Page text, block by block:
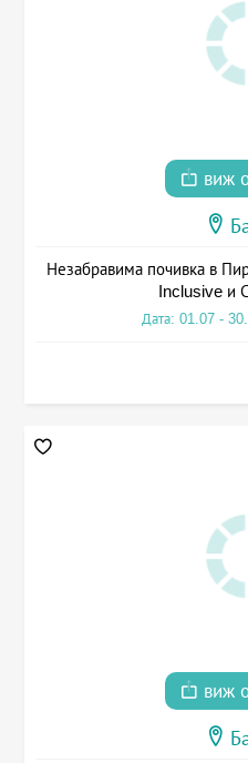
виж
Незабравима почивка в
Inclusive и
Дата: 01.07 -
виж